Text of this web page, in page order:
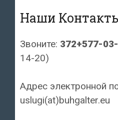
Наши
Звоните: 372+577-
14-20)
Адрес электронной
uslugi(at)buhgalter.eu